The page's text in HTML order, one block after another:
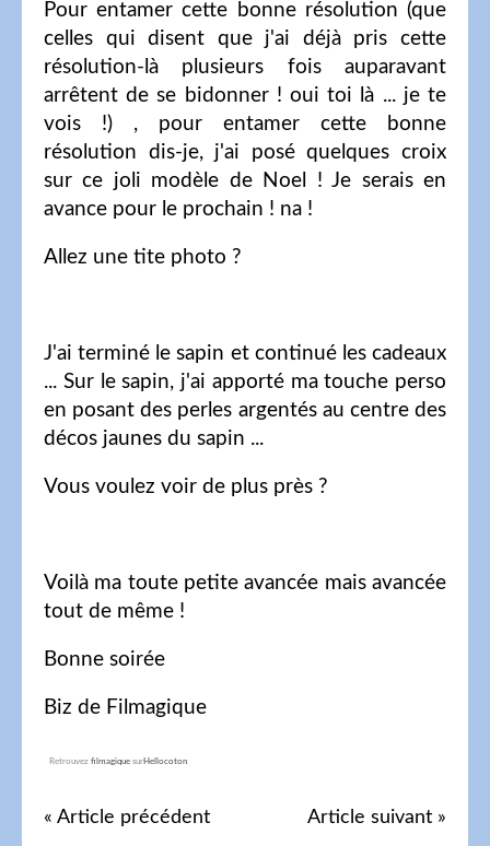
Pour entamer cette bonne résolution (que
celles qui disent que j'ai déjà pris cette
résolution-là plusieurs fois auparavant
arrêtent de se bidonner ! oui toi là ... je te
vois !) , pour entamer cette bonne
résolution dis-je, j'ai posé quelques croix
sur ce joli modèle de Noel ! Je serais en
avance pour le prochain ! na !
Allez une tite photo ?
J'ai terminé le sapin et continué les cadeaux
... Sur le sapin, j'ai apporté ma touche perso
en posant des perles argentés au centre des
décos jaunes du sapin ...
Vous voulez voir de plus près ?
Voilà ma toute petite avancée mais avancée
tout de même !
Bonne soirée
Biz de Filmagique
Retrouvez filmagique surHellocoton
« Article précédent Article suivant »